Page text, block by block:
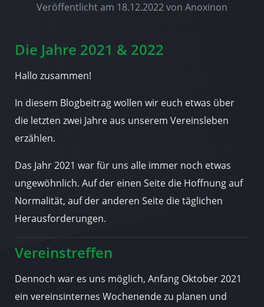
Veröffentlicht am 18.12.2022von Anoxinon
Die Jahre 2021 & 2022
Hallo zusammen!
In diesem Blogbeitrag wollen wir euch etwas über
die letzten zwei Jahre aus unserem Vereinsleben
erzählen.
Das Jahr 2021 war für uns alle immer noch etwas
ungewöhnlich. Auf der einen Seite die Hoffnung auf
Normalität, auf der anderen Seite die täglichen
Herausforderungen.
Vereinstreffen
Dennoch war es uns möglich, Anfang Oktober 2021
ein vereinsinternes Wochenende zu planen und